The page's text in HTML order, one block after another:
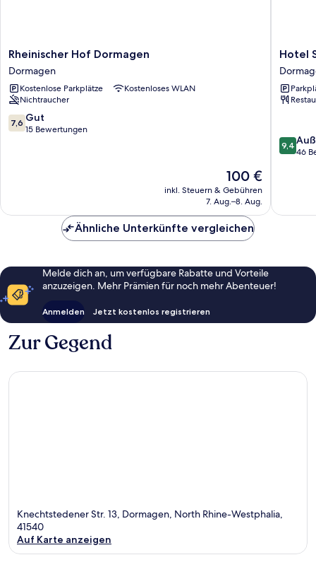
Rheinischer
Hof
Dormagen
Dormagen
Rheinischer Hof Dormagen
Dormagen
Kostenlose Parkplätze
Kostenloses WLAN
Nichtraucher
7.6
von
7,6 Gut
15 Bewertungen
Der
Preis
beträgt
100 €
inkl. Steuern & Gebühren
7. Aug.–8. Aug.
Hotel
Schloss
Hotel
9.4
von
9,4
46
Ähnliche Unterkünfte vergleichen
Melde dich an, um verfügbare Rabatte und Vorteile
anzuzeigen. Mehr Prämien für noch mehr Abenteuer!
Anmelden Jetzt kostenlos registrieren
Zur Gegend
Knechtstedener Str. 13, Dormagen, North Rhine-Westphalia,
41540
Auf Karte anzeigen